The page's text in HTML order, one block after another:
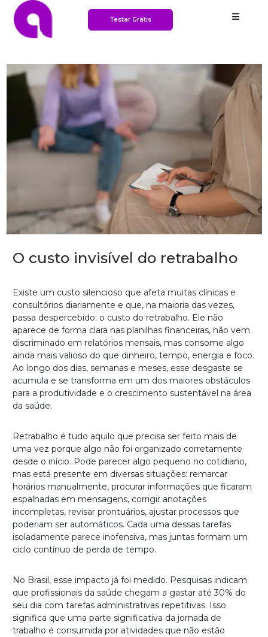
Testar Grátis
O custo invisível do retrabalho
Existe um custo silencioso que afeta muitas clínicas e
consultórios diariamente e que, na maioria das vezes,
passa despercebido: o custo do retrabalho. Ele não
aparece de forma clara nas planilhas financeiras, não vem
discriminado em relatórios mensais, mas consome algo
ainda mais valioso do que dinheiro, tempo, energia e foco.
Ao longo dos dias, semanas e meses, esse desgaste se
acumula e se transforma em um dos maiores obstáculos
para a produtividade e o crescimento sustentável na área
da saúde.
Retrabalho é tudo aquilo que precisa ser feito mais de
uma vez porque algo não foi organizado corretamente
desde o início. Pode parecer algo pequeno no cotidiano,
mas está presente em diversas situações: remarcar
horários manualmente, procurar informações que ficaram
espalhadas em mensagens, corrigir anotações
incompletas, revisar prontuários, ajustar processos que
poderiam ser automáticos. Cada uma dessas tarefas
isoladamente parece inofensiva, mas juntas formam um
ciclo contínuo de perda de tempo.
No Brasil, esse impacto já foi medido. Pesquisas indicam
que profissionais da saúde chegam a gastar até 30% do
seu dia com tarefas administrativas repetitivas. Isso
significa que uma parte significativa da jornada de
trabalho é consumida por atividades que não estão